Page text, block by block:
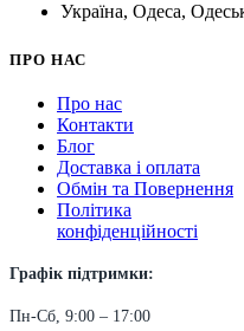
Україна, Одеса,
ПРО НАС
Про нас
Контакти
Блог
Доставка і оплата
Обмін та Повернення
Політика
конфіденційності
Графік підтримки:
Пн-Сб, 9:00 – 17:00